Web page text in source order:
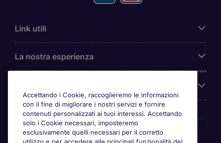
Link utili
La nostra esperienza
Awards
Accettando i Cookie, raccoglieremo le informazioni
con il fine di migliorare i nostri servizi e fornire
contenuti personalizzati ai tuoi interessi. Accettando
solo i Cookie necessari, imposteremo
esclusivamente quelli necessari per il corretto